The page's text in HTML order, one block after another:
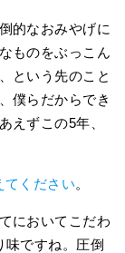
的なおみやげに
ものをぶっこん
という先のこと
僕らだからでき
えずこの5年、
ください。
においてこだわ
味ですね。圧倒